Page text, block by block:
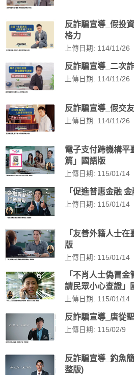
反詐騙宣導_假投
格力
上傳日期: 114/11/26
反詐騙宣導_二次
上傳日期: 114/11/26
反詐騙宣導_假交
上傳日期: 114/11/26
電子支付跨機構平
篇」國語版
上傳日期: 115/01/14
「促進普惠金融
上傳日期: 115/01/14
「友善外籍人士
版
上傳日期: 115/01/14
「不肖人士偽冒金
請民眾小心查證」
上傳日期: 115/01/14
反詐騙宣導_唐從
上傳日期: 115/02/9
反詐騙宣導_釣魚
整版)